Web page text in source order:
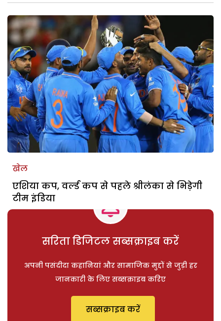
खेल
एशिया कप, वर्ल्ड कप से पहले श्रीलंका से भिड़ेगी
टीम इंडिया
सरिता डिजिटल सब्सक्राइब करें
अपनी पसंदीदा कहानियां और सामाजिक मुद्दों से जुड़ी हर
जानकारी के लिए सब्सक्राइब करिए
सब्सक्राइब करें